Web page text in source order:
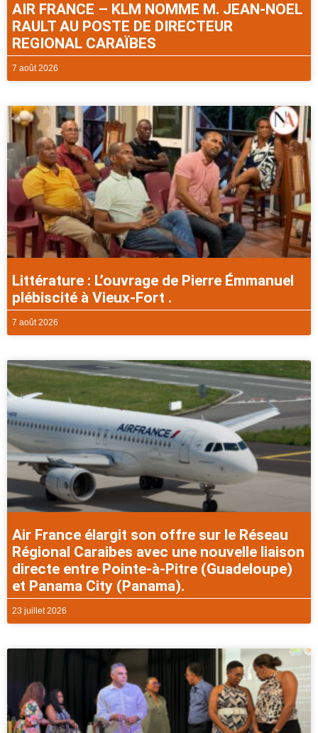
AIR FRANCE – KLM NOMME M. JEAN-NOEL
RAULT AU POSTE DE DIRECTEUR
REGIONAL CARAÏBES
7 août 2026
Littérature : L’ouvrage de Pierre Émmanuel
plébiscité à Vieux-Fort .
7 août 2026
Air France élargit son offre sur le Réseau
Régional Caraibes avec une nouvelle liaison
directe entre Pointe-à-Pitre (Guadeloupe)
et Panama City (Panama).
23 juillet 2026